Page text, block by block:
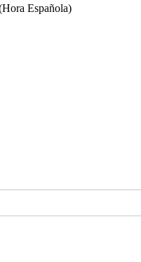
Española)